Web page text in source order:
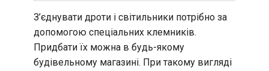
З’єднувати дроти і світильники потрібно за
допомогою спеціальних клемників.
Придбати їх можна в будь-якому
будівельному магазині. При такому вигляді